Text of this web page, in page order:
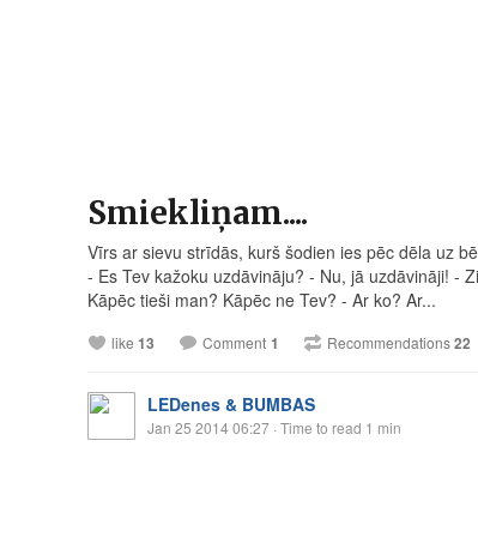
Smiekliņam....
Vīrs ar sievu strīdās, kurš šodien ies pēc dēla uz
- Es Tev kažoku uzdāvināju? - Nu, jā uzdāvināji! -
Kāpēc tieši man? Kāpēc ne Tev? - Ar ko? Ar...
like 13 Comment 1 Recommendations22
LEDenes & BUMBAS
Jan 25 2014 06:27 · Time to read 1 min